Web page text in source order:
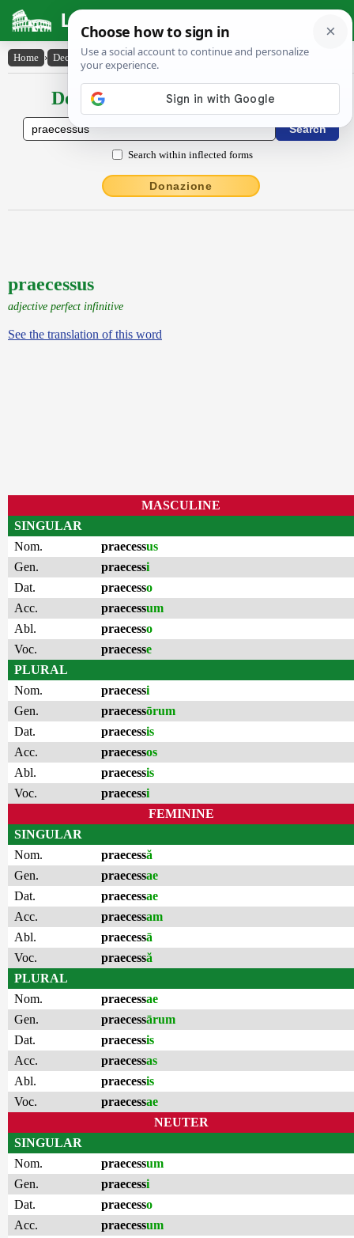
Latin Dictionary
Home › Declensions / Conjugations › praecessus
Declensions / Conjugations latin
Search within inflected forms
Donazione
praecessus
adjective perfect infinitive
See the translation of this word
MASCULINE
SINGULAR
Nom.
praecessus
Gen.
praecessi
Dat.
praecesso
Acc.
praecessum
Abl.
praecesso
Voc.
praecesse
PLURAL
Nom.
praecessi
Gen.
praecessōrum
Dat.
praecessis
Acc.
praecessos
Abl.
praecessis
Voc.
praecessi
FEMININE
SINGULAR
Nom.
praecessă
Gen.
praecessae
Dat.
praecessae
Acc.
praecessam
Abl.
praecessā
Voc.
praecessă
PLURAL
Nom.
praecessae
Gen.
praecessārum
Dat.
praecessis
Acc.
praecessas
Abl.
praecessis
Voc.
praecessae
NEUTER
SINGULAR
Nom.
praecessum
Gen.
praecessi
Dat.
praecesso
Acc.
praecessum